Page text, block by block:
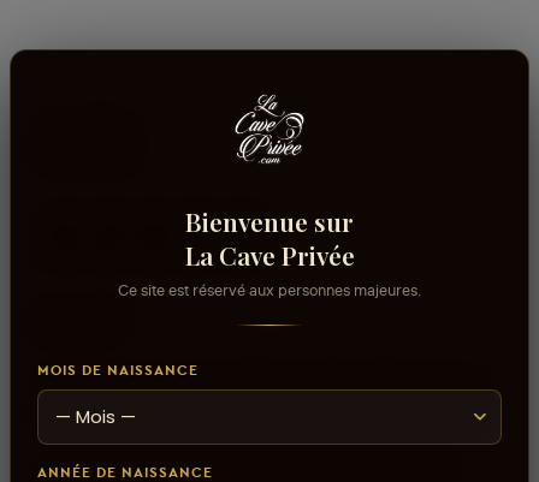
aucun avis
Connectez-vous pour donner votre opinion sur ce
produit ou tout autre produit dans lacaveprive.com
Les avis que vous soumettez doivent respecter
Bienvenue sur
La Cave Privée
Ce site est réservé aux personnes majeures.
MOIS DE NAISSANCE
ANNÉE DE NAISSANCE